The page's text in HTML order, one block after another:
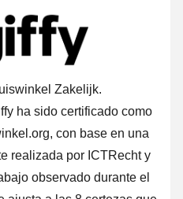
Zakelijk.
ha sido certificado como
con base en una
realizada por ICTRecht y
observado durante el